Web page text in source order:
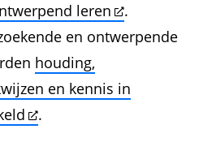
leren
.
en ontwerpende
houding,
en kennis in
.